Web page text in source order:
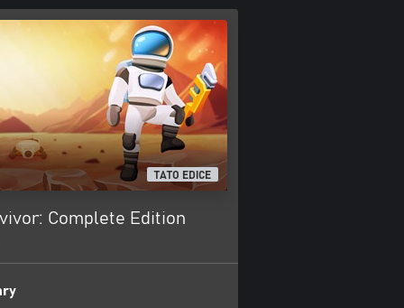
TATO EDICE
Complete Edition